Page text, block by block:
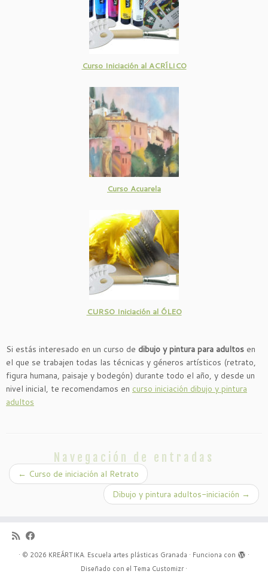
Curso Iniciación al ACRÍLICO
Curso Acuarela
CURSO Iniciación al ÓLEO
Si estás interesado en un curso de dibujo y pintura para adultos en
el que se trabajen todas las técnicas y géneros artísticos (retrato,
figura humana, paisaje y bodegón) durante todo el año, y desde un
nivel inicial, te recomendamos en curso iniciación dibujo y pintura
adultos
Navegación de entradas
← Curso de iniciación al Retrato
Dibujo y pintura adultos-iniciación →
· © 2026 KREÁRTIKA. Escuela artes plásticas Granada · Funciona con
·
Diseñado con el Tema Customizr·